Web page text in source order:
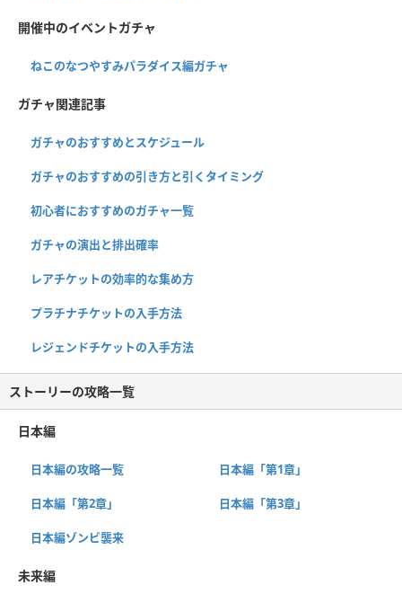
開催中のイベントガチャ
ねこのなつやすみパラダイス編ガチャ
ガチャ関連記事
ガチャのおすすめとスケジュール
ガチャのおすすめの引き方と引くタイミング
初心者におすすめのガチャ一覧
ガチャの演出と排出確率
レアチケットの効率的な集め方
プラチナチケットの入手方法
レジェンドチケットの入手方法
ストーリーの攻略一覧
日本編
日本編の攻略一覧 日本編「第1章」
日本編「第2章」 日本編「第3章」
日本編ゾンビ襲来
未来編